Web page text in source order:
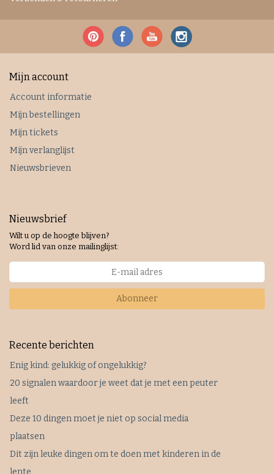
Mijn account
Account informatie
Mijn bestellingen
Mijn tickets
Mijn verlanglijst
Nieuwsbrieven
Nieuwsbrief
Wilt u op de hoogte blijven?
Word lid van onze mailinglijst:
Abonneer
Recente berichten
Enig kind: gelukkig of ongelukkig?
20 signalen waardoor je weet dat je met een peuter
leeft
Deze 10 dingen moet je niet op social media
plaatsen
Dit zijn leuke dingen om te doen met kinderen in de
lente